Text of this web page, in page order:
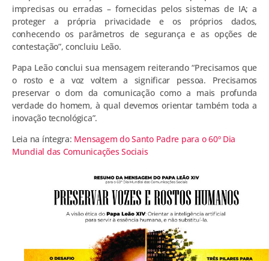
imprecisas ou erradas – fornecidas pelos sistemas de IA; a
proteger a própria privacidade e os próprios dados,
conhecendo os parâmetros de segurança e as opções de
contestação”, concluiu Leão.
Papa Leão conclui sua mensagem reiterando “Precisamos que
o rosto e a voz voltem a significar pessoa. Precisamos
preservar o dom da comunicação como a mais profunda
verdade do homem, à qual devemos orientar também toda a
inovação tecnológica”.
Leia na íntegra: Mensagem do Santo Padre para o 60º Dia
Mundial das Comunicações Sociais